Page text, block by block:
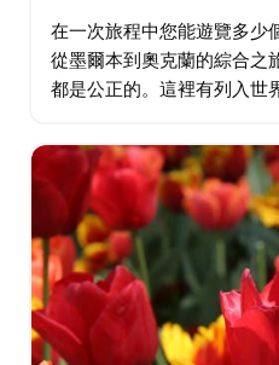
在一次旅程中您能遊覽多少
從墨爾本到奧克蘭的綜合之
都是公正的。這裡有列入世
的卓越山脈、羅托魯瓦的蒸
餐廳…